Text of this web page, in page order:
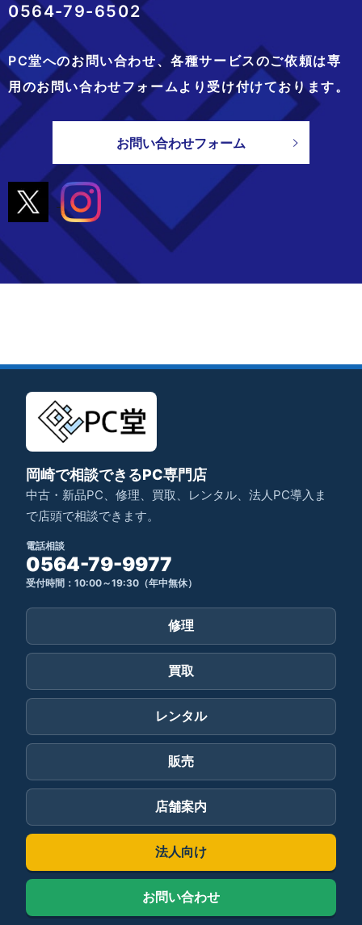
0564-79-6502
PC堂へのお問い合わせ、各種サービスのご依頼は専
用のお問い合わせフォームより 受け付けております。
お問い合わせフォーム
岡崎で相談できるPC専門店
中古・新品PC、修理、買取、レンタル、法人PC導入ま
で店頭で相談できます。
電話相談
0564-79-9977
受付時間：10:00～19:30（年中無休）
修理
買取
レンタル
販売
店舗案内
法人向け
お問い合わせ